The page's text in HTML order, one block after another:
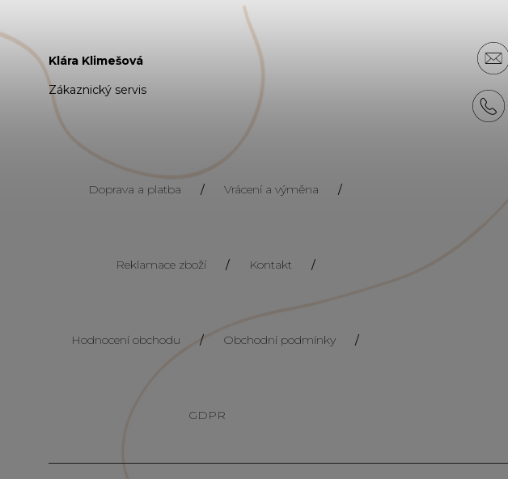
Klára Klimešová
Zákaznický servis
Doprava a platba / Vrácení a výměna /
Reklamace zboží / Kontakt /
Hodnocení obchodu / Obchodní podmínky /
GDPR